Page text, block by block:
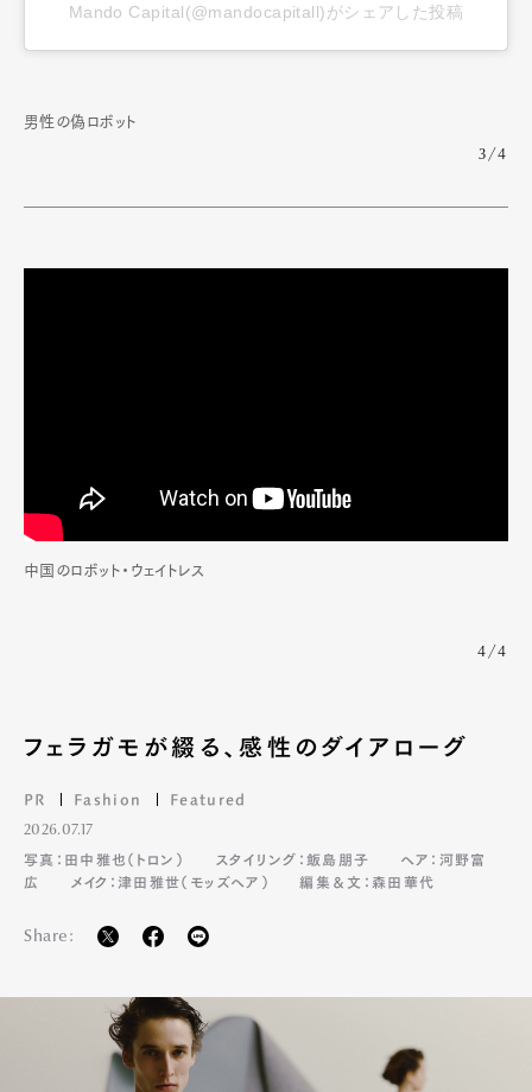
Product CultureLifestyle
Pen Membership
Magazine
Official Columnist
About
Pen Meet
Pen international Pen tw
Mando Capital(@mandocapitall)がシェアした投稿
男性の偽ロボット
3/4
中国のロボット・ウェイトレス
4/4
フェラガモが綴る、感性のダイアローグ
PR Fashion Featured
2026.07.17
写真：田中雅也（トロン）
スタイリング：飯島朋子
ヘア：河野富
広
メイク：津田雅世（モッズヘア） 編集＆文：森田華代
Share: